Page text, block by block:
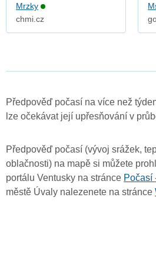
Mrzky
chmi.cz
Předpověď počasí na více než
lze očekávat její upřesňování v
Předpověď počasí (vývoj srážek,
oblačnosti) na mapě si můžete
portálu Ventusky na stránce Počasí
městě Úvaly nalezenete na stránce